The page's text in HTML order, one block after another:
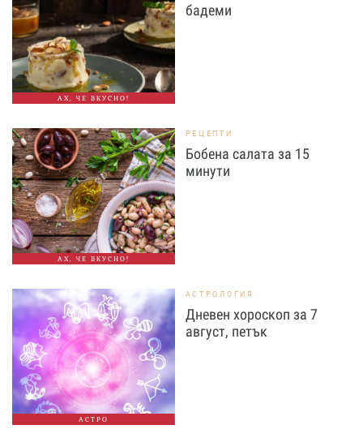
АХ, ЧЕ ВКУСНО!
бадеми
АХ, ЧЕ ВКУСНО!
РЕЦЕПТИ
Бобена салата за 15
минути
АСТРО
АСТРОЛОГИЯ
Дневен хороскоп за 7
август, петък